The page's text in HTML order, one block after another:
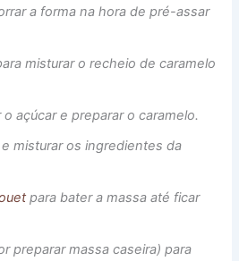
a forma na hora de pré-assar
misturar o recheio de caramelo
açúcar e preparar o caramelo.
misturar os ingredientes da
para bater a massa até ficar
preparar massa caseira) para